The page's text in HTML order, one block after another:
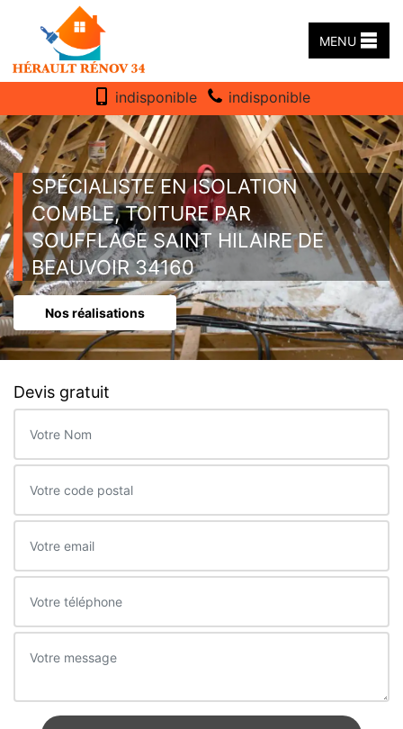
MENU
indisponible indisponible
SPÉCIALISTE EN ISOLATION
COMBLE, TOITURE PAR
SOUFFLAGE SAINT HILAIRE DE
BEAUVOIR 34160
Nos réalisations
Devis gratuit